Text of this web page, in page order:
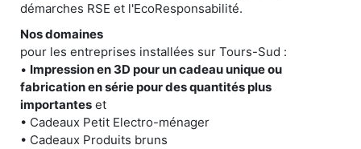
démarches RSE et l'EcoResponsabilité.
Nos domaines
pour les entreprises installées sur Tours-Sud :
• Impression en 3D pour un cadeau unique ou
fabrication en série pour des quantités plus
importantes et
• Cadeaux Petit Electro-ménager
• Cadeaux Produits bruns